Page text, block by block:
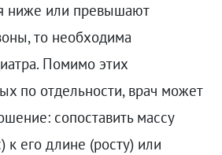
ниже или превышают
то необходима
Помимо этих
по отдельности, врач может
сопоставить массу
к его длине (росту) или